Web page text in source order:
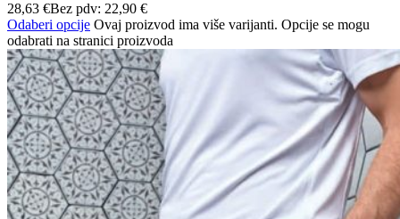
28,63 €Bez pdv: 22,90 €
Odaberi opcije Ovaj proizvod ima više varijanti. Opcije se mogu
odabrati na stranici proizvoda